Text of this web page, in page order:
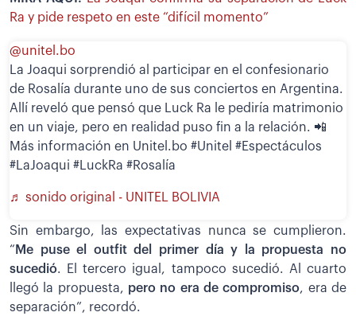
Ra y pide respeto en este “difícil momento”
@unitel.bo
La Joaqui sorprendió al participar en el confesionario
de Rosalía durante uno de sus conciertos en Argentina.
Allí reveló que pensó que Luck Ra le pediría matrimonio
en un viaje, pero en realidad puso fin a la relación. 📲
Más información en Unitel.bo #Unitel #Espectáculos
#LaJoaqui #LuckRa #Rosalía
♬ sonido original - UNITEL BOLIVIA
Sin embargo, las expectativas nunca se cumplieron.
“ Me puse el outfit del primer día y la propuesta no
sucedió. El tercero igual, tampoco sucedió. Al cuarto
llegó la propuesta, pero no era de compromiso, era de
separación”, recordó.